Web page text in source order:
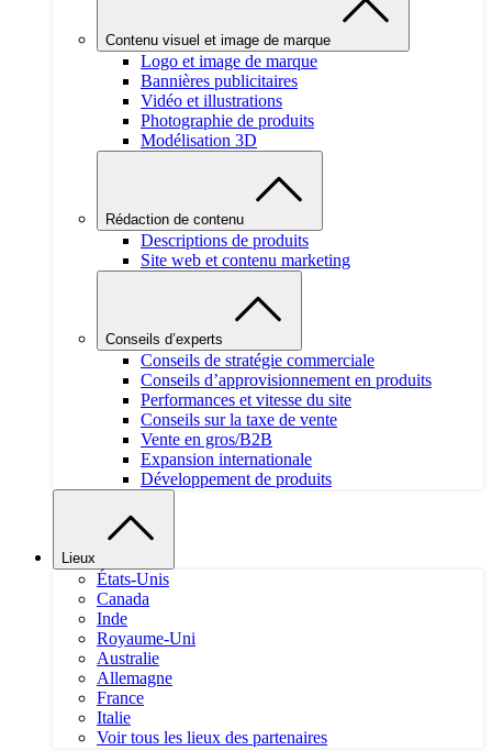
Contenu visuel et image de marque
Logo et image de marque
Bannières publicitaires
Vidéo et illustrations
Photographie de produits
Modélisation 3D
Rédaction de contenu
Descriptions de produits
Site web et contenu marketing
Conseils d’experts
Conseils de stratégie commerciale
Conseils d’approvisionnement en produits
Performances et vitesse du site
Conseils sur la taxe de vente
Vente en gros/B2B
Expansion internationale
Développement de produits
Lieux
États-Unis
Canada
Inde
Royaume-Uni
Australie
Allemagne
France
Italie
Voir tous les lieux des partenaires